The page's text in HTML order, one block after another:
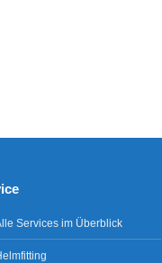
Services im Überblick